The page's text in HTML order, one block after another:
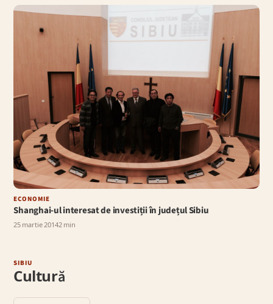
ECONOMIE
Shanghai-ul interesat de investiții în județul Sibiu
25 martie 20142 min
SIBIU
Cultură